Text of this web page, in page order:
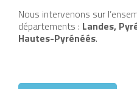
Nous intervenons sur
départements : Landes,
Hautes-Pyrénéés.